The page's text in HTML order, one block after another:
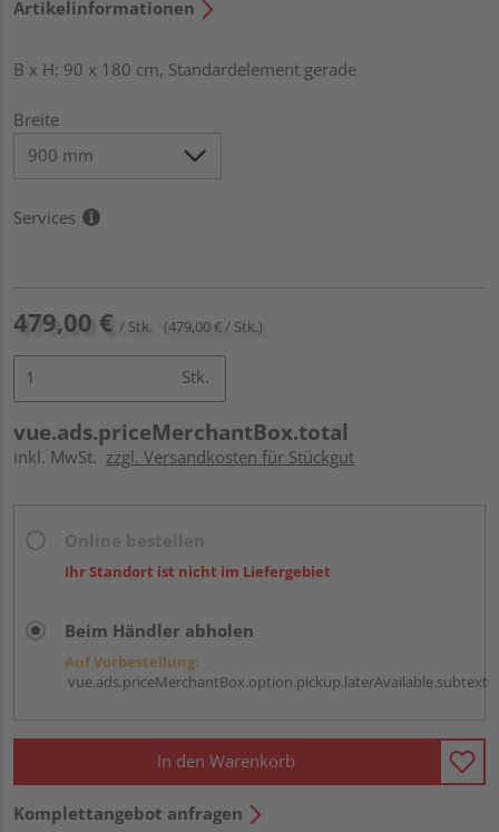
Artikelinformationen
B x H: 90 x 180 cm, Standardelement gerade
Breite
Services
479,00 € / Stk. (479,00 € / Stk.)
Stk.
vue.ads.priceMerchantBox.total
inkl. MwSt. zzgl. Versandkosten für Stückgut
Ihr Standort ist nicht im Liefergebiet
Beim Händler abholen
Auf Vorbestellung:
vue.ads.priceMerchantBox.option.pickup.laterAvailable.subtext
In den Warenkorb
Komplettangebot anfragen